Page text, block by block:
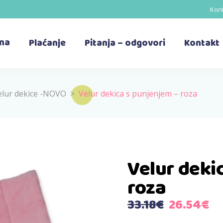
Plaćanje Pitanja – odgovori Kontakt
dekice -NOVO > Velur dekica s punjenjem – roza
Velur
roza
33.18€ Izvorna
26.54€